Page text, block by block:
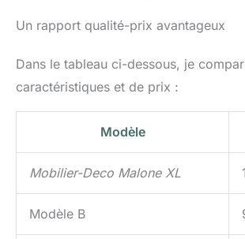
Un rapport qualité-prix avantageux
Dans le tableau ci-dessous, je
caractéristiques et de prix :
Modèle
Mobilier-Deco Malone XL
Modèle B